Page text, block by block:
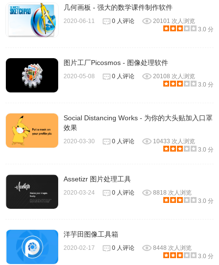
暗光影、曝光、白平衡等参数，自动完成对照片色彩的基础
处理工作，相当于“一键处理”得到图片最佳效果。
6、除了“一键处理”，在Pixelmator Photo中，裁切图片同样
单独的色彩调整中，包括白平衡、色相和饱和度、亮度、颜
色平衡、选择性颜色几个调班中都有一个“ML”标识，点击可
以自动完成相关调整项，算是十分智能。
几何画板 - 强大的数学课件制作软件
2020-06-11 0 人评论
20101 次人浏览
3.0 分
图片工厂Picosmos - 图像处理软件
2020-05-08 0 人评论
20108 次人浏览
3.0 分
Social Distancing Works - 为你的大头贴加入口罩
效果
2020-03-30 0 人评论
10433 次人浏览
3.0 分
Assetizr 图片处理工具
2020-03-24 0 人评论
8818 次人浏览
3.0 分
洋芋田图像工具箱
2020-02-17 0 人评论
8448 次人浏览
3.0 分